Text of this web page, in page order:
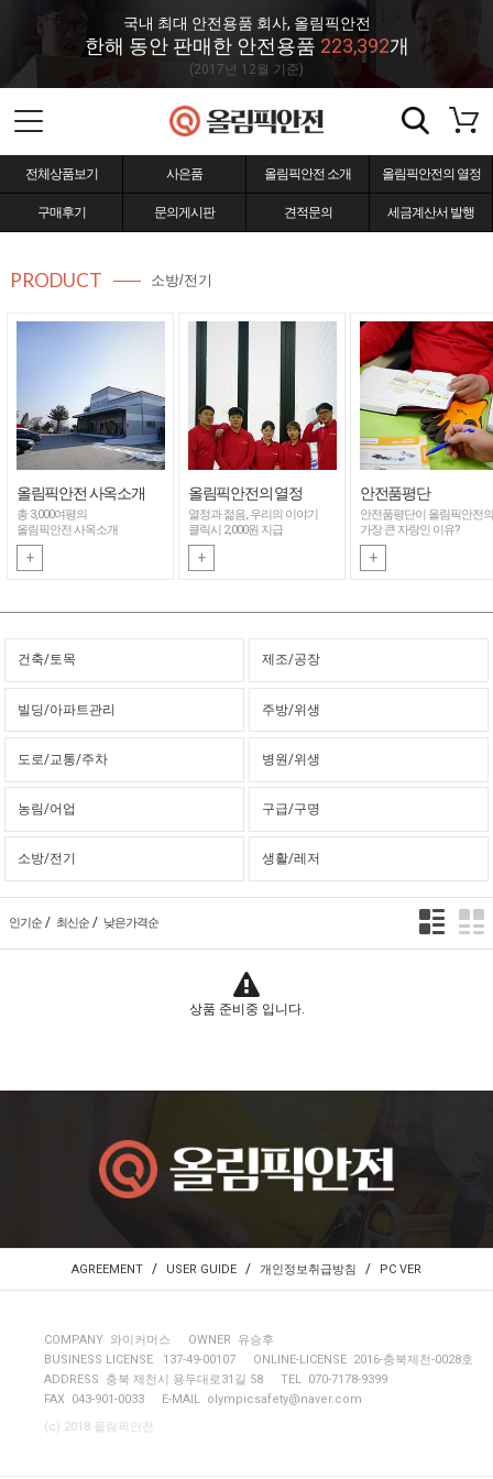
국내 최대 안전용품 회사, 올림픽안전
한해 동안 판매한 안전용품 223,392개
(2017년 12월 기준)
전체상품보기 사은품 올림픽안전 소개 올림픽안전의 열정
구매후기 문의게시판 견적문의 세금계산서 발행
PRODUCT 소방/전기
올림픽안전 사옥소개
총 3,000여평의
올림픽안전 사옥소개
+
올림픽안전의 열정
열정과 젊음, 우리의 이야기
클릭시 2,000원 지급
+
안전품평단
안전품평단이 올림픽안전의
가장 큰 자랑인 이유?
+
건축/토목 제조/공장
빌딩/아파트관리 주방/위생
도로/교통/주차 병원/위생
농림/어업 구급/구명
소방/전기 생활/레저
인기순 / 최신순 / 낮은가격순
상품 준비중 입니다.
AGREEMENT / USER GUIDE / 개인정보취급방침 / PC VER
COMPANY 와이커머스
OWNER 유승후
BUSINESS LICENSE 137-49-00107
ONLINE-LICENSE 2016-충북제천-0028호
ADDRESS 충북 제천시 용두대로31길 58
TEL 070-7178-9399
FAX 043-901-0033
E-MAIL olympicsafety@naver.com
(c) 2018 올림픽안전